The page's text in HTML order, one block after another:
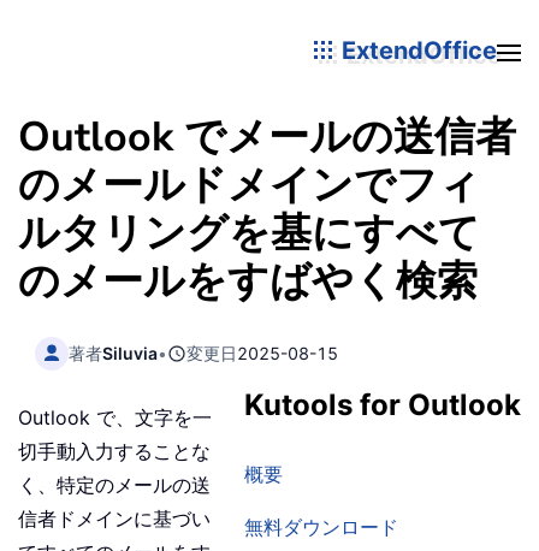
ExtendOffice
Outlook でメールの送信者
のメールドメインでフィ
ルタリングを基にすべて
のメールをすばやく検索
著者Siluvia• 変更日2025-08-15
Kutools for Outlook
概要
無料ダウンロード
Outlook で、文字を一
切手動入力することな
く、特定のメールの送
信者ドメインに基づい